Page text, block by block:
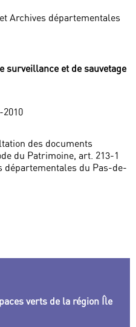
Archives départementales
surveillance et de sauvetage
2010
des documents
du Patrimoine, art. 213-1
départementales du Pas-de-
verts de la région Île